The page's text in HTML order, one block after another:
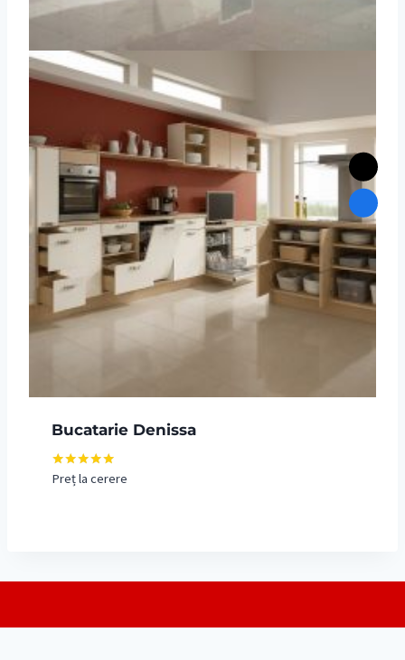
Bucatarie Denissa
Evaluat la
5.00
Preț la cerere